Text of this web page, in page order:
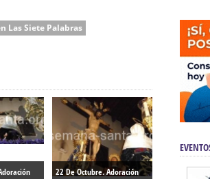
Las Siete Palabras
22 De Octubre. Adoración